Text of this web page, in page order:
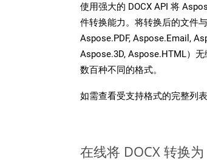
使用强大的 DOCX API 将
件转换能力。将转换后的文件
Aspose.PDF, Aspose.Email,
Aspose.3D, Aspose.HTML）
数百种不同的格式。
如需查看受支持格式的完整列
在线将 DOCX 转换